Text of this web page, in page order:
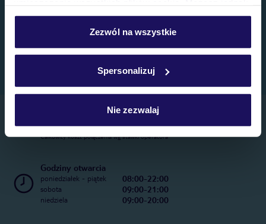
personalizować swój wybór wchodząc w zakładkę
Szczegółowe informacje o plikach cookie znajdziesz
Zezwól na wszystkie
Spersonalizuj
Nie zezwalaj
Telefoniczne Centrum Rezerwacji
22 270 31 20
Całkowity koszt połączenia wg stawki operatora
Godziny otwarcia
poniedziałek - piątek 08:00-22:00
sobota 09:00-21:00
niedziela 09:00-20:00